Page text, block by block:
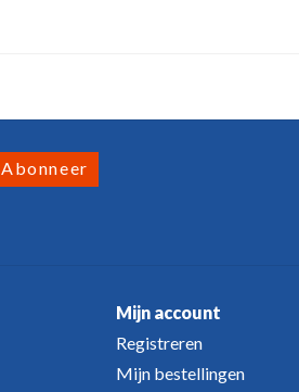
Abonneer
Mijn account
Registreren
Mijn bestellingen